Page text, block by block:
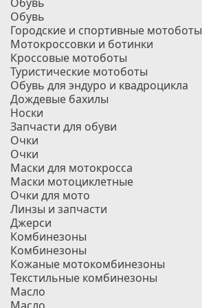
Обувь
Городские и спортивные мотоботы
Мотокроссовки и ботинки
Кроссовые мотоботы
Туристические мотоботы
Обувь для эндуро и квадроцикла
Дождевые бахилы
Носки
Запчасти для обуви
Очки
Очки
Маски для мотокросса
Маски мотоциклетные
Очки для мото
Линзы и запчасти
Джерси
Комбинезоны
Комбинезоны
Кожаные мотокомбинезоны
Текстильные комбинезоны
Масло